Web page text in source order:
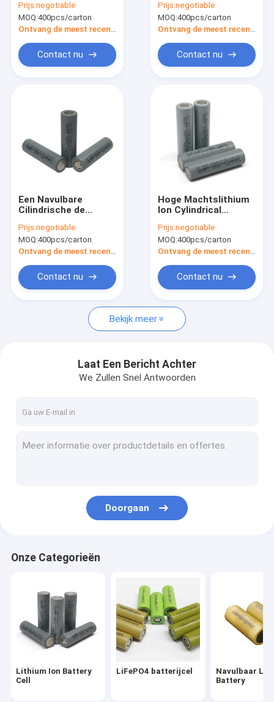
Producten
Ongeveer ons
Fabrieksreis
Nieuws
Gevallen
Lithium Ion Battery Cell
Navulbaar Li Ion Battery
Navulbare Zonnebatterij
de Batterij van 2200mah 18650
26650 4000mah-Batterij
26650 Batterij 5000mah
LMFP-Batterij
Het Pak van de batterijmacht
Battery 2600mah van
Ce 3.6V
Prijs:negotiable
MOQ:400pcs/carton
Ontvang de meest recente Prijs
Contact nu
2600mAh Celbatterij
Prijs:negotiable
MOQ:400pcs/carton
Ontvang de meest recente Prijs
Contact nu
Een Navulbare
Cilindrische de
18650 Batterij van
het Rang3.6v Lithium
Prijs:negotiable
MOQ:400pcs/carton
Ontvang de meest recente Prijs
Contact nu
Hoge Machtslithium
Ion Cylindrical
FCC voor New
Energy-Opslag
Prijs:negotiable
MOQ:400pcs/carton
Ontvang de meest recente Prijs
Contact nu
Bekijk meer
Laat Een Bericht Achter
We Zullen Snel Antwoorden
Doorgaan
Onze Categorieën
Lithium Ion Battery
Cell
LiFePO4 batterijcel
Navulbaar Li
Battery